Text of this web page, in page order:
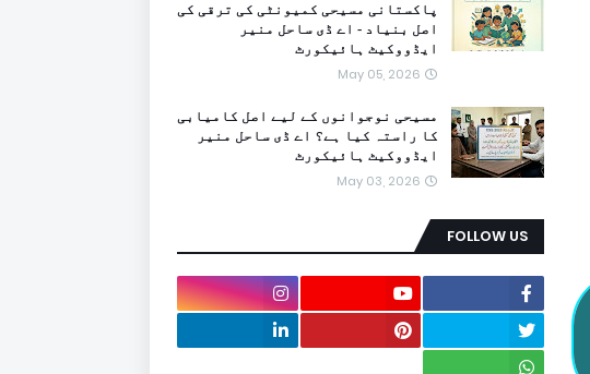
پاکستانی مسیحی کمیونٹی کی ترقی کی
اصل بنیاد - اے ڈی ساحل منیر
ایڈووکیٹ ہائیکورٹ
May 05, 2026
مسیحی نوجوانوں کے لیے اصل کامیابی
کا راستہ کیا ہے؟ اے ڈی ساحل منیر
ایڈووکیٹ ہائیکورٹ
May 03, 2026
FOLLOW US